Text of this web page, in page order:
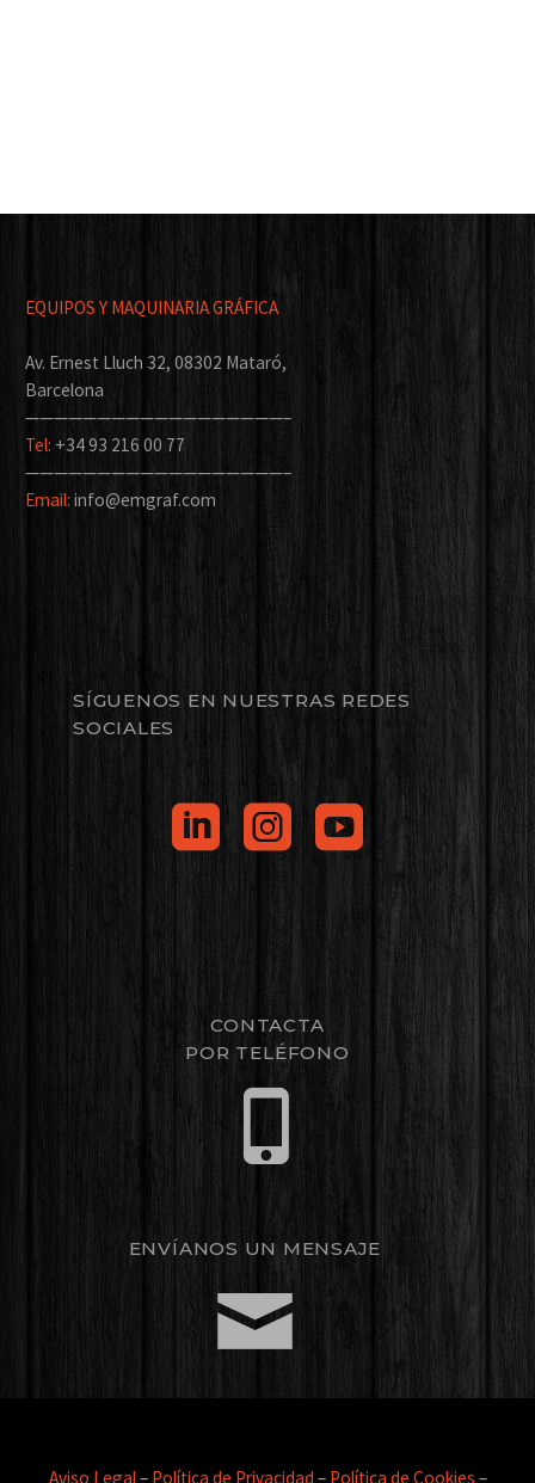
EQUIPOS Y MAQUINARIA GRÁFICA
Av. Ernest Lluch 32, 08302 Mataró,
Barcelona
——————————————————–
Tel: +34 93 216 00 77
——————————————————–
Email: info@emgraf.com
SÍGUENOS EN NUESTRAS REDES
SOCIALES
CONTACTA
POR TELÉFONO
ENVÍANOS UN MENSAJE
Aviso Legal– Política de Privacidad – Política de Cookies –